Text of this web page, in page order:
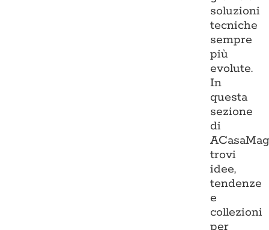
soluzioni
tecniche
sempre
più
evolute.
In
questa
sezione
di
trovi
idee,
tendenze
e
collezioni
per